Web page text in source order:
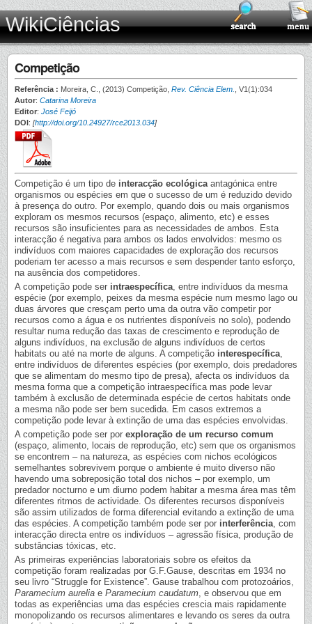
WikiCiências
Competição
Referência : Moreira, C., (2013) Competição, Rev. Ciência Elem.
, V1(1):034
Autor: Catarina Moreira
Editor: José Feijó
DOI: [http://doi.org/10.24927/rce2013.034]
Competição é um tipo de interacção ecológicaantagónica entre
organismos ou espécies em que o sucesso de um é reduzido devido
à presença do outro. Por exemplo, quando dois ou mais organismos
exploram os mesmos recursos (espaço, alimento, etc) e esses
recursos são insuficientes para as necessidades de ambos. Esta
interacção é negativa para ambos os lados envolvidos: mesmo os
indivíduos com maiores capacidades de exploração dos recursos
poderiam ter acesso a mais recursos e sem despender tanto esforço,
na ausência dos competidores.
A competição pode ser intraespecífica, entre indivíduos da mesma
espécie (por exemplo, peixes da mesma espécie num mesmo lago ou
duas árvores que cresçam perto uma da outra vão competir por
recursos como a água e os nutrientes disponíveis no solo), podendo
resultar numa redução das taxas de crescimento e reprodução de
alguns indivíduos, na exclusão de alguns indivíduos de certos
habitats ou até na morte de alguns. A competição interespecífica,
entre indivíduos de diferentes espécies (por exemplo, dois predadores
que se alimentam do mesmo tipo de presa), afecta os indivíduos da
mesma forma que a competição intraespecífica mas pode levar
também à exclusão de determinada espécie de certos habitats onde
a mesma não pode ser bem sucedida. Em casos extremos a
competição pode levar à extinção de uma das espécies envolvidas.
A competição pode ser por exploração de um recurso comum
(espaço, alimento, locais de reprodução, etc) sem que os organismos
se encontrem – na natureza, as espécies com nichos ecológicos
semelhantes sobrevivem porque o ambiente é muito diverso não
havendo uma sobreposição total dos nichos – por exemplo, um
predador nocturno e um diurno podem habitar a mesma área mas têm
diferentes ritmos de actividade. Os diferentes recursos disponíveis
são assim utilizados de forma diferencial evitando a extinção de uma
das espécies. A competição também pode ser por interferência, com
interacção directa entre os indivíduos – agressão física, produção de
substâncias tóxicas, etc.
As primeiras experiências laboratoriais sobre os efeitos da
competição foram realizadas por G.F.Gause, descritas em 1934 no
seu livro “Struggle for Existence”. Gause trabalhou com protozoários,
Paramecium aurelia e Paramecium caudatum, e observou que em
todas as experiências uma das espécies crescia mais rapidamente
monopolizando os recursos alimentares e levando os seres da outra